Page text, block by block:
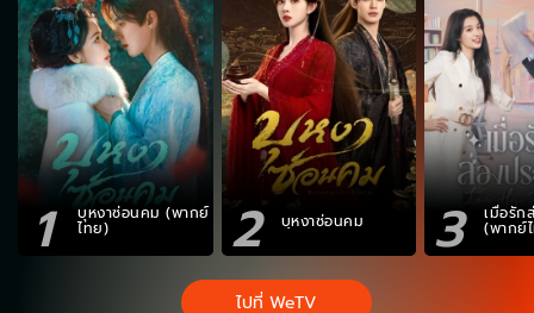
1 บุหงาซ่อนคม (พากย์
ไทย) 2 บุหงาซ่อนคม 3 เมื่อรัก
(พากย์
ไปที่ WeTV